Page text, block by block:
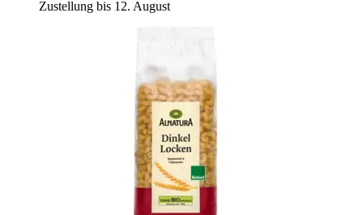
Zustellung bis 12. August